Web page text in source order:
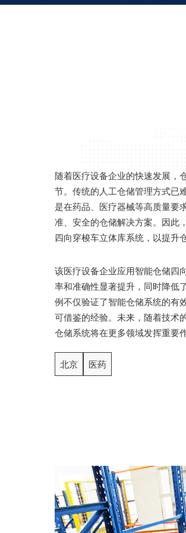
随着医疗设备企业的快速发展，
节。传统的人工仓储管理方式已
是在药品、医疗器械等高质量要
准、安全的仓储解决方案。因此
四向穿梭车立体库系统，以提升
该医疗设备企业应用智能仓储四
率和准确性显著提升，同时降低
例不仅验证了智能仓储系统的有
可借鉴的经验。未来，随着技术
仓储系统将在更多领域发挥重要作
北京 医药